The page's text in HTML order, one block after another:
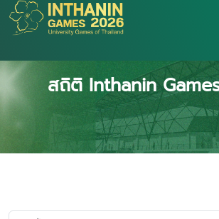
สถิติ Inthanin